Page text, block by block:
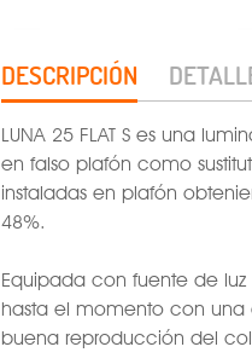
DESCRIPCIÓN
LUNA 25 FLAT S es una
en falso plafón como
instaladas en plafón
48%.
Equipada con fuente de
hasta el momento con
buena reproducción del